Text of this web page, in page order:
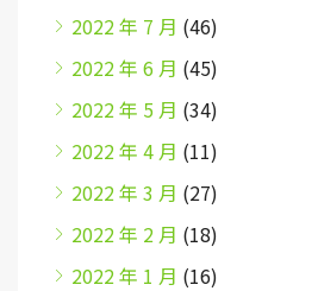
2022 年 7 月 (46)
2022 年 6 月 (45)
2022 年 5 月 (34)
2022 年 4 月 (11)
2022 年 3 月 (27)
2022 年 2 月 (18)
2022 年 1 月 (16)